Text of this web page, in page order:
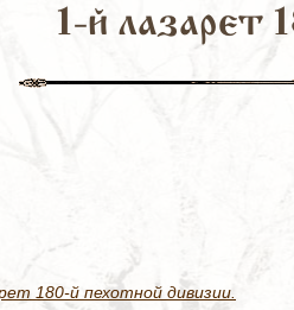
1-й лазарет
180-й пехотной дивизии.